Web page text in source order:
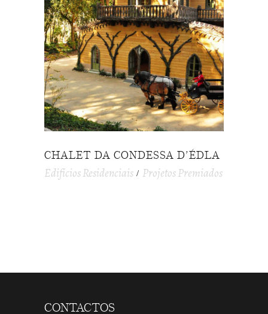
CHALET DA CONDESSA D’ÉDLA
Edifícios Residenciais Projetos Premiados
CONTACTOS